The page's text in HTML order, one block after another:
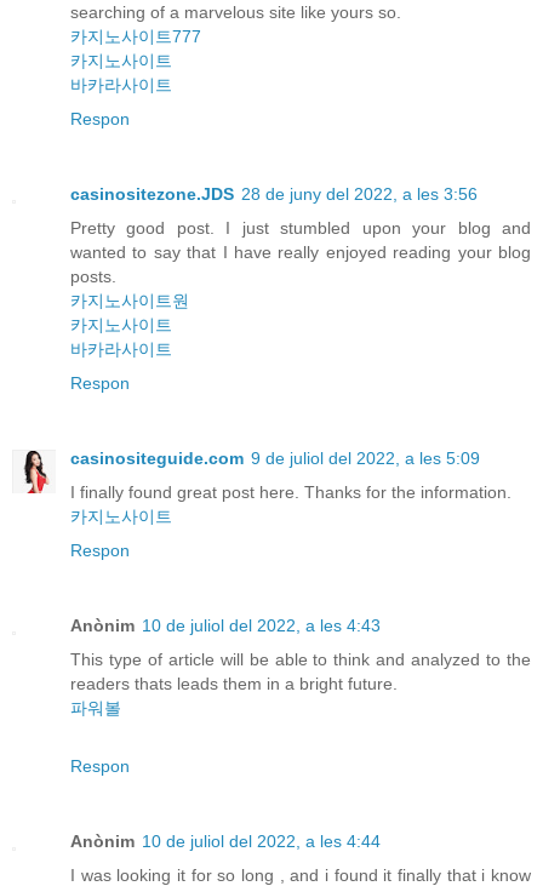
searching of a marvelous site like yours so.
카지노사이트777
카지노사이트
바카라사이트
Respon
casinositezone.JDS 28 de juny del 2022, a les 3:56
Pretty good post. I just stumbled upon your blog and
wanted to say that I have really enjoyed reading your blog
posts.
카지노사이트원
카지노사이트
바카라사이트
Respon
casinositeguide.com 9 de juliol del 2022, a les 5:09
I finally found great post here. Thanks for the information.
카지노사이트
Respon
Anònim 10 de juliol del 2022, a les 4:43
This type of article will be able to think and analyzed to the
readers thats leads them in a bright future.
파워볼
Respon
Anònim 10 de juliol del 2022, a les 4:44
I was looking it for so long , and i found it finally that i know